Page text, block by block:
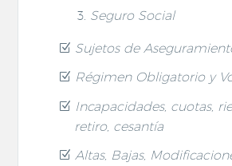
Seguro Social
Sujetos de
Régimen Obligatorio y
Incapacidades, cuotas,
retiro, cesantía
Altas, Bajas,